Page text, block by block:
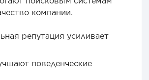
компании.
репутация усиливает
поведенческие